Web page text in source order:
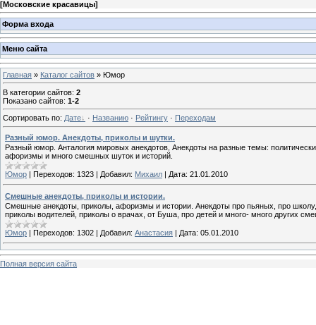
[Московские красавицы]
Форма входа
Меню сайта
Главная » Каталог сайтов » Юмор
В категории сайтов: 2
Показано сайтов: 1-2
Сортировать по: Дате · Названию · Рейтингу · Переходам
Разный юмор. Анекдоты, приколы и шутки.
Разный юмор. Анталогия мировых анекдотов, Анекдоты на разные темы:
афоризмы и много смешных шуток и историй.
Юмор | Переходов: 1323 | Добавил: Михаил | Дата: 21.01.2010
Смешные анекдоты, приколы и истории.
Смешные анекдоты, приколы, афоризмы и истории. Анекдоты про пьяных, про
приколы водителей, приколы о врачах, от Буша, про детей и много- много других
Юмор | Переходов: 1302 | Добавил: Анастасия | Дата: 05.01.2010
Полная версия сайта